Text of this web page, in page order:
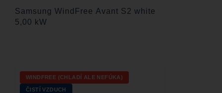
Samsung WindFree Avant S2 white
5,00 kW
WINDFREE (CHLADÍ ALE NEFÚKA)
ČISTÍ VZDUCH